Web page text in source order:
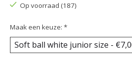
Op voorraad (187)
Maak een keuze: *